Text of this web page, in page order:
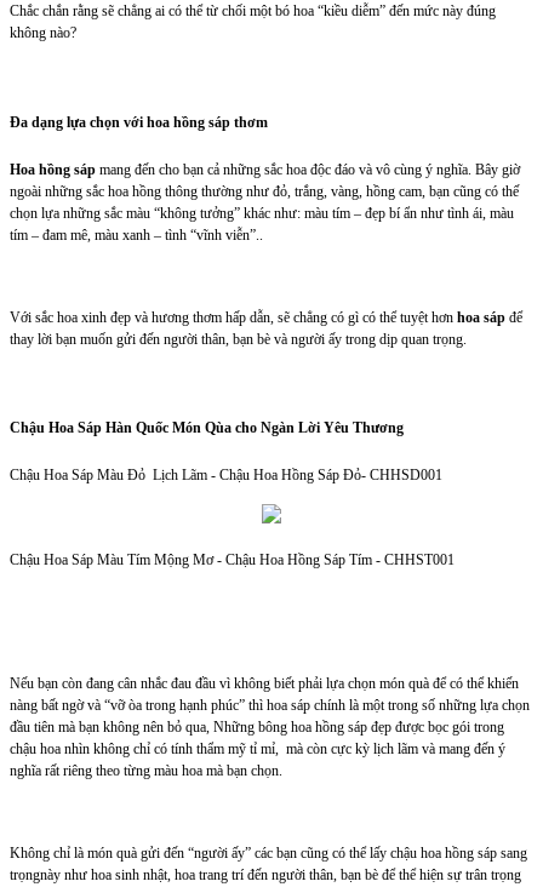
Chắc chắn rằng sẽ chẳng ai có thể từ chối một bó hoa “kiều diễm” đến mức này đúng
không nào?
Đa dạng lựa chọn với hoa hồng sáp thơm
Hoa hồng sáp mang đến cho bạn cả những sắc hoa độc đáo và vô cùng ý nghĩa. Bây giờ
ngoài những sắc hoa hồng thông thường như đỏ, trắng, vàng, hồng cam, bạn cũng có thế
chọn lựa những sắc màu “không tưởng” khác như: màu tím – đẹp bí ẩn như tình ái, màu
tím – đam mê, màu xanh – tình “vĩnh viễn”..
Với sắc hoa xinh đẹp và hương thơm hấp dẫn, sẽ chẳng có gì có thể tuyệt hơn hoa sáp để
thay lời bạn muốn gửi đến người thân, bạn bè và người ấy trong dịp quan trọng.
Chậu Hoa Sáp Hàn Quốc Món Qùa cho Ngàn Lời Yêu Thương
Chậu Hoa Sáp Màu Đỏ Lịch Lãm - Chậu Hoa Hồng Sáp Đỏ- CHHSD001
Chậu Hoa Sáp Màu Tím Mộng Mơ - Chậu Hoa Hồng Sáp Tím - CHHST001
Nếu bạn còn đang cân nhắc đau đầu vì không biết phải lựa chọn món quà để có thể khiến
nàng bất ngờ và “vỡ òa trong hạnh phúc” thì hoa sáp chính là một trong số những lựa chọn
đầu tiên mà bạn không nên bỏ qua, Những bông hoa hồng sáp đẹp được bọc gói trong
chậu hoa nhìn không chỉ có tính thẩm mỹ tỉ mỉ, mà còn cực kỳ lịch lãm và mang đến ý
nghĩa rất riêng theo từng màu hoa mà bạn chọn.
Không chỉ là món quà gửi đến “người ấy” các bạn cũng có thể lấy chậu hoa hồng sáp sang
trọngnày như hoa sinh nhật, hoa trang trí đến người thân, bạn bè để thể hiện sự trân trọng